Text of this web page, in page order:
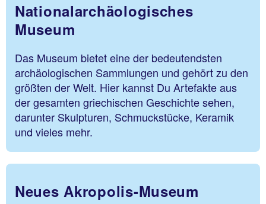
Nationalarchäologisches
Museum
Das Museum bietet eine der bedeutendsten
archäologischen Sammlungen und gehört zu den
größten der Welt. Hier kannst Du Artefakte aus
der gesamten griechischen Geschichte sehen,
darunter Skulpturen, Schmuckstücke, Keramik
und vieles mehr.
Neues Akropolis-Museum